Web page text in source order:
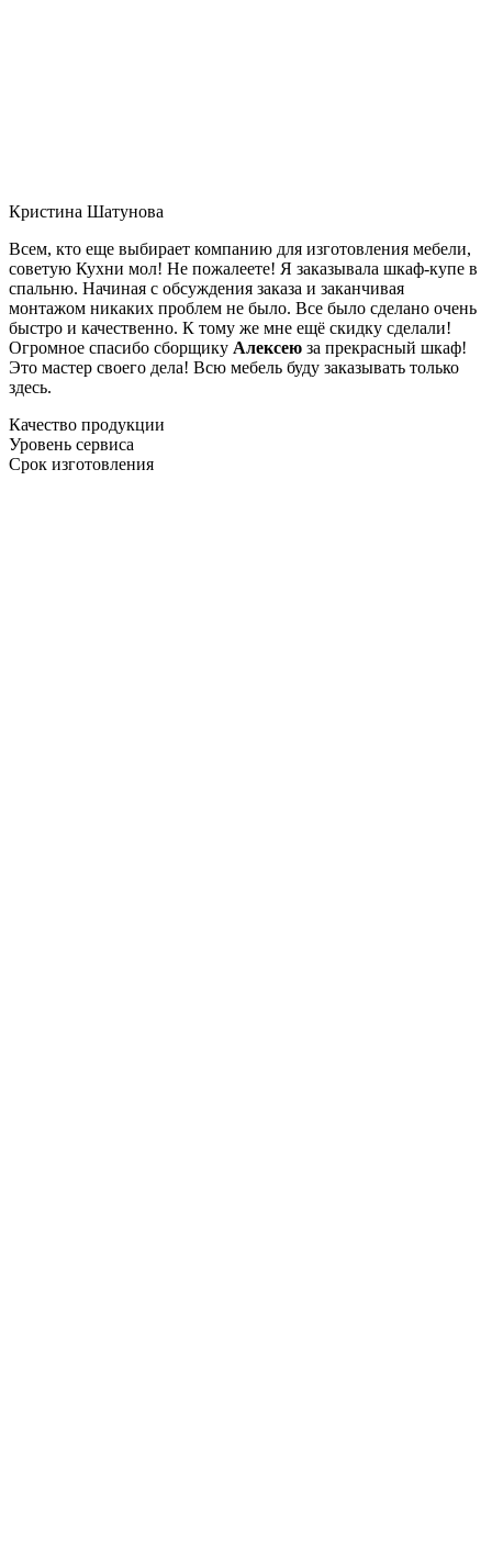
Кристина Шатунова
Всем, кто еще выбирает компанию для изготовления мебели,
советую Кухни мол! Не пожалеете! Я заказывала шкаф-купе в
спальню. Начиная с обсуждения заказа и заканчивая
монтажом никаких проблем не было. Все было сделано очень
быстро и качественно. К тому же мне ещё скидку сделали!
Огромное спасибо сборщику Алексею за прекрасный шкаф!
Это мастер своего дела! Всю мебель буду заказывать только
здесь.
Качество продукции
Уровень сервиса
Срок изготовления